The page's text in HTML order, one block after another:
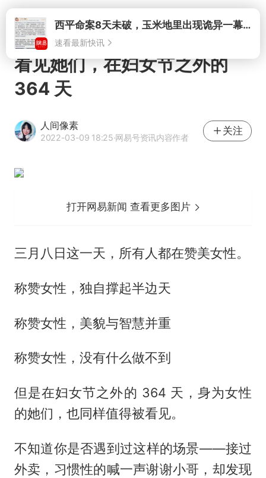
打开西平命案8天未破，玉米地里出现诡异一幕，我突然想起了欧金中
速看最新快讯
看见她们，在妇女节之外的
364 天
人间像素
2022-03-09 18:25·网易号资讯内容作者
关注
打开网易新闻 查看更多图片
三月八日这一天，所有人都在赞美女性。
称赞女性，独自撑起半边天
称赞女性，美貌与智慧并重
称赞女性，没有什么做不到
但是在妇女节之外的 364 天，身为女性
的她们，也同样值得被看见。
不知道你是否遇到过这样的场景——接过
外卖，习惯性的喊一声谢谢小哥，却发现